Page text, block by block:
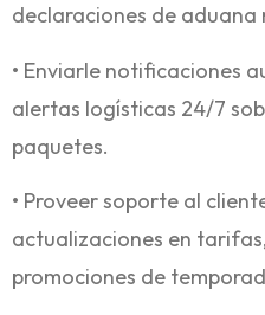
declaraciones de aduana
• Enviarle notificaciones
alertas logísticas 24/7
paquetes.
• Proveer soporte al
actualizaciones en
promociones de